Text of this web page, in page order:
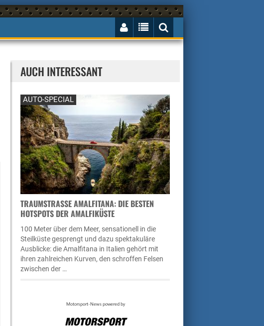
AUCH INTERESSANT
AUTO-SPECIAL
TRAUMSTRASSE AMALFITANA: DIE BESTEN H
OTSPOTS DER AMALFIKÜSTE
100 Meter über dem Meer, sensationell in die
Steilküste gesprengt und dazu spektakuläre
Ausblicke: die Amalfitana in Italien gehört mit
ihren zahlreichen Kurven, den schroffen Felsen
zwischen der …